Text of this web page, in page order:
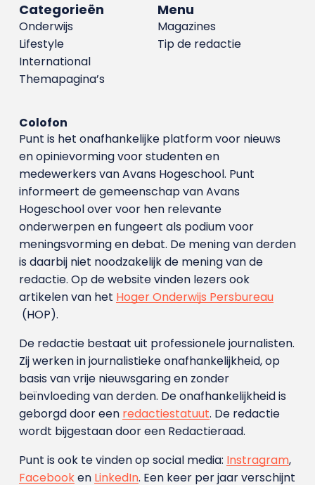
Menu
Magazines
Tip de redactie
Categorieën
Onderwijs
Lifestyle
International
Themapagina’s
Colofon
Punt is het onafhankelijke platform voor nieuws
en opinievorming voor studenten en
medewerkers van Avans Hoge­school. Punt
informeert de gemeenschap van Avans
Hogeschool over voor hen relevante
onderwerpen en fungeert als podium voor
meningsvorming en debat. De mening van derden
is daarbij niet noodzakelijk de mening van de
redactie. Op de website vinden lezers ook
artikelen van het Hoger Onderwijs Persbureau
(HOP).
De redactie bestaat uit professionele journalisten.
Zij werken in journalistieke onafhankelijkheid, op
basis van vrije nieuwsgaring en zonder
beïnvloeding van derden. De onafhankelijkheid is
geborgd door een redactiestatuut. De redactie
wordt bijgestaan door een Redactieraad.
Punt is ook te vinden op social media: Instragram,
Facebooken LinkedIn. Een keer per jaar verschijnt